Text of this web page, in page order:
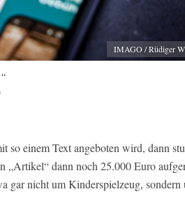
IMAGO / Rüdiger
so einem Text angeboten wird, dann
dann noch 25.000 Euro
gar nicht um Kinderspielzeug, sondern